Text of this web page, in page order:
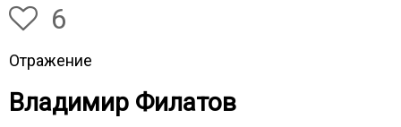
6
Отражение
Владимир Филатов